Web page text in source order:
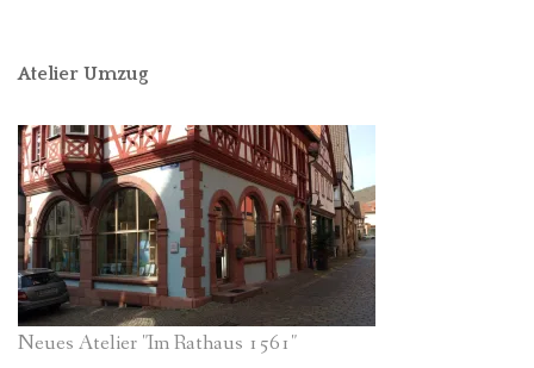
Atelier Umzug
Neues Atelier "Im Rathaus 1561"